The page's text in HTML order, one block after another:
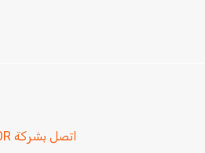
اتصل بشركة ICOR